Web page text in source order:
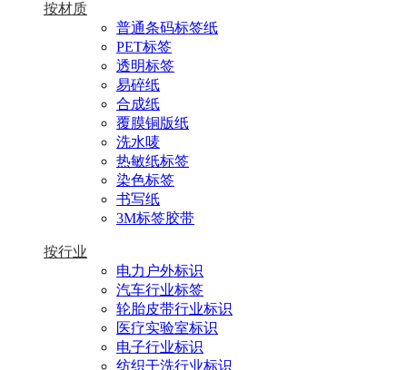
按材质
普通条码标签纸
PET标签
透明标签
易碎纸
合成纸
覆膜铜版纸
洗水唛
热敏纸标签
染色标签
书写纸
3M标签胶带
按行业
电力户外标识
汽车行业标签
轮胎皮带行业标识
医疗实验室标识
电子行业标识
纺织干洗行业标识